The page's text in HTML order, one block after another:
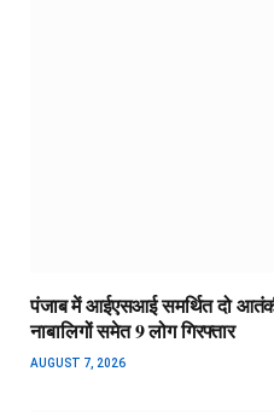
पंजाब में आईएसआई समर्थित दो
नाबालिगों समेत 9 लोग गिरफ्तार
AUGUST 7, 2026